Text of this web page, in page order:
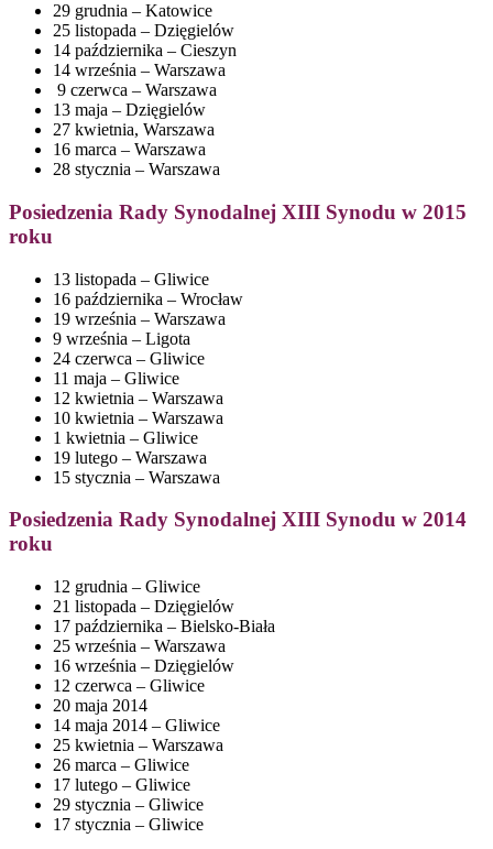
29 grudnia – Katowice
25 listopada – Dzięgielów
14 października – Cieszyn
14 września – Warszawa
9 czerwca – Warszawa
13 maja – Dzięgielów
27 kwietnia, Warszawa
16 marca – Warszawa
28 stycznia – Warszawa
Posiedzenia Rady Synodalnej XIII Synodu w 2015
roku
13 listopada – Gliwice
16 października – Wrocław
19 września – Warszawa
9 września – Ligota
24 czerwca – Gliwice
11 maja – Gliwice
12 kwietnia – Warszawa
10 kwietnia – Warszawa
1 kwietnia – Gliwice
19 lutego – Warszawa
15 stycznia – Warszawa
Posiedzenia Rady Synodalnej XIII Synodu w 2014
roku
12 grudnia – Gliwice
21 listopada – Dzięgielów
17 października – Bielsko-Biała
25 września – Warszawa
16 września – Dzięgielów
12 czerwca – Gliwice
20 maja 2014
14 maja 2014 – Gliwice
25 kwietnia – Warszawa
26 marca – Gliwice
17 lutego – Gliwice
29 stycznia – Gliwice
17 stycznia – Gliwice